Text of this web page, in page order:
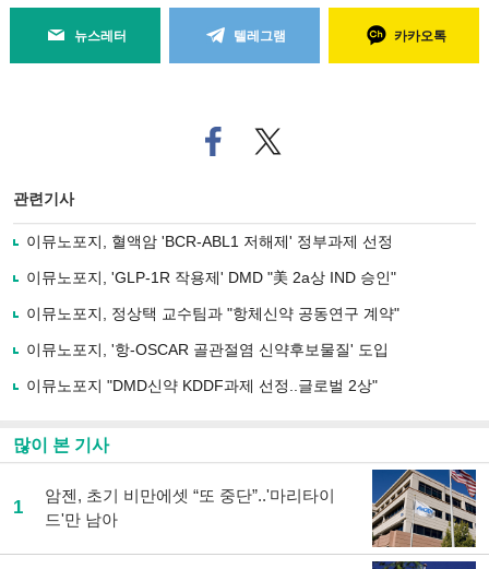
뉴스레터 텔레그램 카카오톡
페
이
로
사
유
기
트위
터로
관련기사
이뮤노포지, 혈액암 'BCR-ABL1 저해제' 정부과제 선정
이뮤노포지, 'GLP-1R 작용제' DMD "美 2a상 IND 승인"
이뮤노포지, 정상택 교수팀과 "항체신약 공동연구 계약"
이뮤노포지, '항-OSCAR 골관절염 신약후보물질' 도입
이뮤노포지 "DMD신약 KDDF과제 선정..글로벌 2상"
많이 본 기사
1
암젠, 초기 비만에셋 “또 중단”..'마리타이
드'만 남아